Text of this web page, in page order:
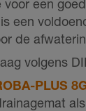
voor een
een
de
volgens
PLUS